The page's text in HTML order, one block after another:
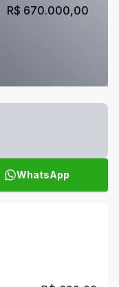
R$ 670.000,00
WhatsApp